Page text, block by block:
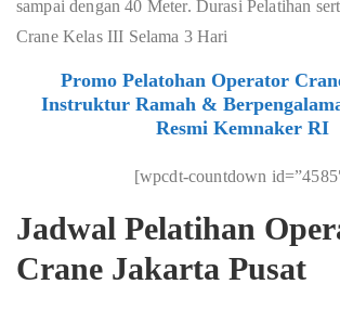
sampai dengan 40 Meter. Durasi Pelatihan
Crane Kelas III Selama 3 Hari
Promo Pelatohan Operator
Instruktur Ramah &
Resmi Kemnaker RI
[wpcdt-countdown
Jadwal Pelatihan
Crane Jakarta Pusat